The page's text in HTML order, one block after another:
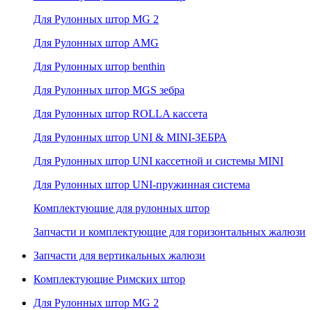
Для Рулонных штор MG 2
Для Рулонных штор AMG
Для Рулонных штор benthin
Для Рулонных штор MGS зебра
Для Рулонных штор ROLLA кассета
Для Рулонных штор UNI & MINI-ЗЕБРА
Для Рулонных штор UNI кассетной и системы MINI
Для Рулонных штор UNI-пружинная система
Комплектующие для рулонных штор
Запчасти и комплектующие для горизонтальных жалюзи
Запчасти для вертикальных жалюзи
Комплектующие Римских штор
Для Рулонных штор MG 2